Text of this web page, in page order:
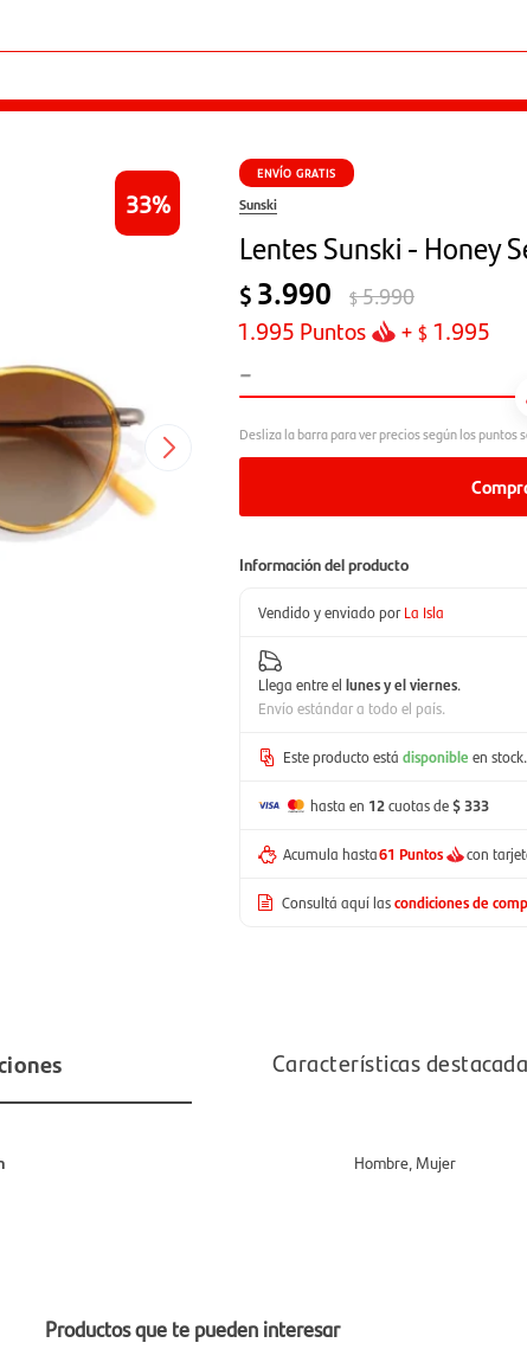
33
ENVÍO GRATIS
Sunski
Lentes Sunski - Honey
$ 3.990 $5.990
1.995 Puntos + $ 1.995
-
Información del producto
Vendido y enviado por La Isla
Llega entre el lunes y el viernes.
Envío estándar a todo el país.
Este producto está disponible en stock.
hasta en 12cuotas de$ 333
Acumula hasta61 Puntos con
Consultá aquí lascondiciones de
Características
Hombre, Mujer
Productos que te pueden interesar